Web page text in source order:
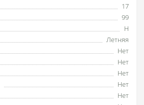
17
99
H
Летняя
Нет
Нет
Нет
Нет
Нет